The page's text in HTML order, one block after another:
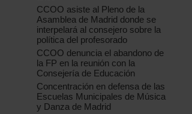
CCOO asiste al Pleno de la
Asamblea de Madrid donde se
interpelará al consejero sobre la
política del profesorado
CCOO denuncia el abandono de
la FP en la reunión con la
Consejería de Educación
Concentración en defensa de las
Escuelas Municipales de Música
y Danza de Madrid